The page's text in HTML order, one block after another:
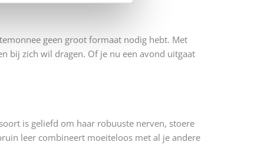
geen groot formaat nodig hebt. Met
bij zich wil dragen. Of je nu een avond uitgaat
is geliefd om haar robuuste nerven, stoere
leer combineert moeiteloos met al je andere